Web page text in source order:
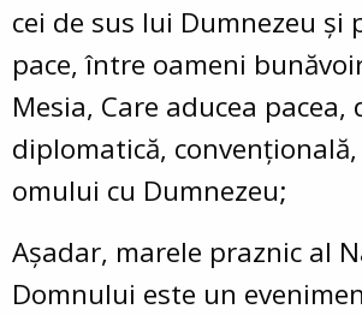
cei de sus lui Dumnezeu şi
pace, între oameni
Mesia, Care aducea pacea,
diplomatică,
omului cu Dumnezeu;
Așadar, marele praznic al
Domnului este un